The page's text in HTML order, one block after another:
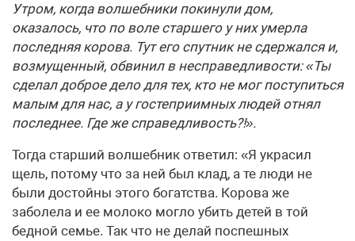
Утром, когда волшебники покинули дом,
оказалось, что по воле старшего у них умерла
последняя корова. Тут его спутник не сдержался и,
возмущенный, обвинил в несправедливости: «Ты
сделал доброе дело для тех, кто не мог поступиться
малым для нас, а у гостеприимных людей отнял
последнее. Где же справедливость?!».
Тогда старший волшебник ответил: «Я украсил
щель, потому что за ней был клад, а те люди не
были достойны этого богатства. Корова же
заболела и ее молоко могло убить детей в той
бедной семье. Так что не делай поспешных